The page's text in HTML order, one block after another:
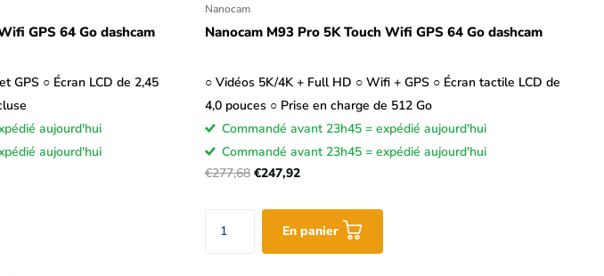
GPS 64 Go dashcam
GPS ○ Écran LCD de 2,45
aujourd'hui
aujourd'hui
Nanocam
Nanocam M93 Pro 5K Touch Wifi GPS 64 Go dashcam
○ Vidéos 5K/4K + Full HD ○ Wifi + GPS ○ Écran tactile LCD de
4,0 pouces ○ Prise en charge de 512 Go
Commandé avant 23h45 = expédié aujourd'hui
Commandé avant 23h45 = expédié aujourd'hui
€277,68 €247,92
En panier